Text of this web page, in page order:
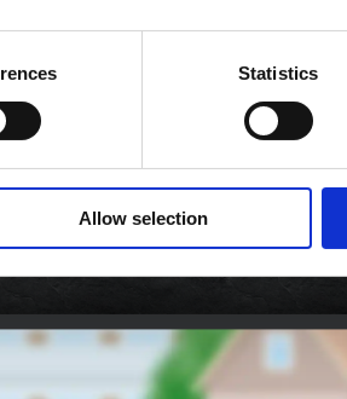
Statistics
Allow selection
services/sammelaktionen/
entsprechende Aktionsseite online